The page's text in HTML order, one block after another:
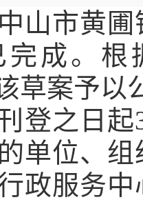
市黄圃
完成。根
草案予以
之日起
单位、
政服务